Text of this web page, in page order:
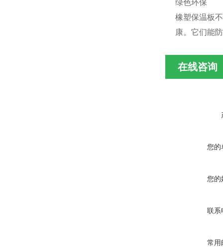
绿色环保
橡塑保温板
康。它们能
在线咨询
您的
您的
联系
常用